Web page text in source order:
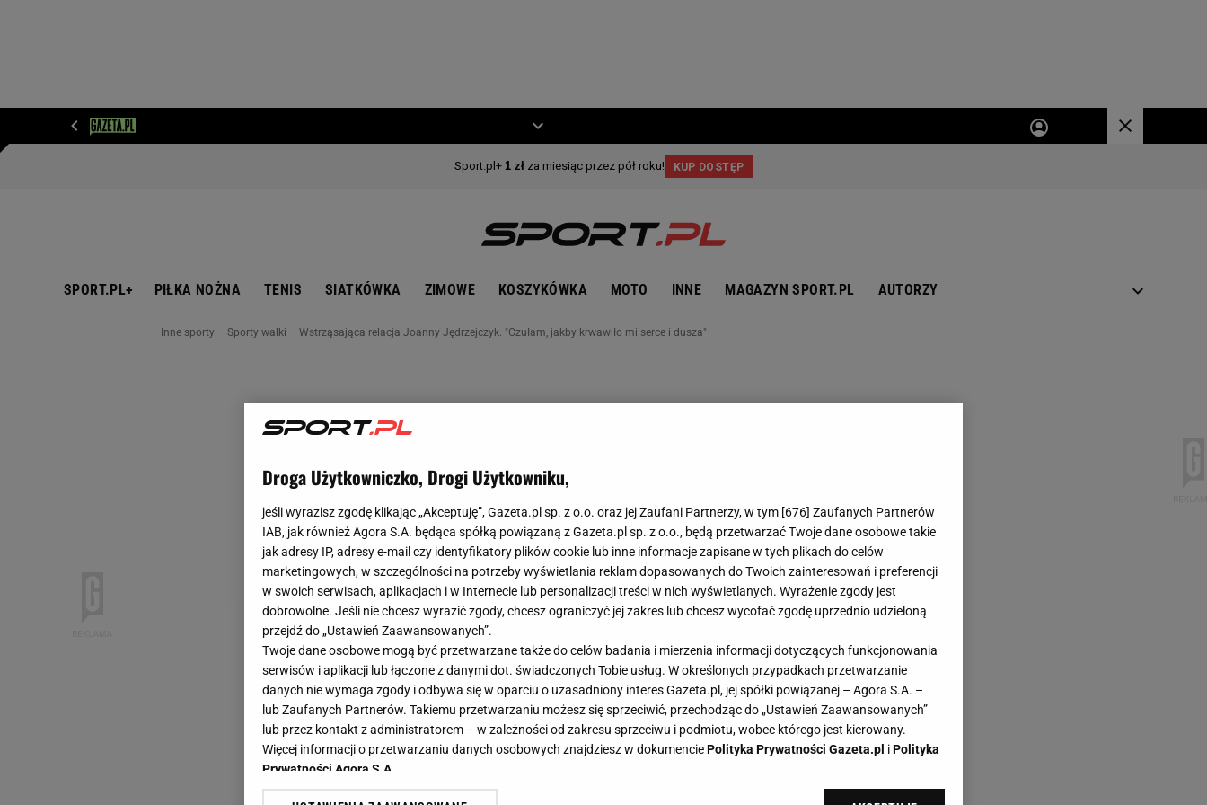
SPORT.PL+ PIŁKA NOŻNA TENIS SIATKÓWKA ZIMOWE KOSZYKÓWKA MOTO INNE MAGAZYN SPORT.PL AUTORZY
Inne sporty Sporty walki Wstrząsająca relacja Joanny Jędrzejczyk. "Czułam, jakby krwawiło mi serce i dusza"
Droga Użytkowniczko, Drogi Użytkowniku,
jeśli wyrazisz zgodę klikając „Akceptuję”, Gazeta.pl sp. z o.o. oraz jej Zaufani Partnerzy, w tym [676] Zaufanych Partnerów
IAB, jak również Agora S.A. będąca spółką powiązaną z Gazeta.pl sp. z o.o., będą przetwarzać Twoje dane osobowe takie
jak adresy IP, adresy e-mail czy identyfikatory plików cookie lub inne informacje zapisane w tych plikach do celów
marketingowych, w szczególności na potrzeby wyświetlania reklam dopasowanych do Twoich zainteresowań i preferencji
w swoich serwisach, aplikacjach i w Internecie lub personalizacji treści w nich wyświetlanych. Wyrażenie zgody jest
dobrowolne. Jeśli nie chcesz wyrazić zgody, chcesz ograniczyć jej zakres lub chcesz wycofać zgodę uprzednio udzieloną
przejdź do „Ustawień Zaawansowanych”.
Twoje dane osobowe mogą być przetwarzane także do celów badania i mierzenia informacji dotyczących funkcjonowania
serwisów i aplikacji lub łączone z danymi dot. świadczonych Tobie usług. W określonych przypadkach przetwarzanie
danych nie wymaga zgody i odbywa się w oparciu o uzasadniony interes Gazeta.pl, jej spółki powiązanej – Agora S.A. –
lub Zaufanych Partnerów. Takiemu przetwarzaniu możesz się sprzeciwić, przechodząc do „Ustawień Zaawansowanych”
lub przez kontakt z administratorem – w zależności od zakresu sprzeciwu i podmiotu, wobec którego jest kierowany.
Więcej informacji o przetwarzaniu danych osobowych znajdziesz w dokumenciePolityka Prywatności Gazeta.pl iPolityka
Prywatności Agora S.A.